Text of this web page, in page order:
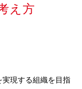
え方
現する組織を目指